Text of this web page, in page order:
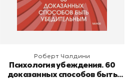
В корзину
Роберт Чалдини
Психология убеждения. 60
доказанных способов быть